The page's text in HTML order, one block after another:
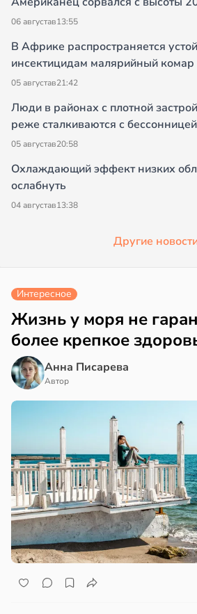
06 августав13:55
В Африке распространяется
инсектицидам малярийный комар
05 августав21:42
Люди в районах с плотной
реже сталкиваются с бессонницей
05 августав20:58
Охлаждающий эффект низких
ослабнуть
04 августав13:38
Другие
Интересное
Жизнь у моря не
более крепкое
Анна Писарева
Автор